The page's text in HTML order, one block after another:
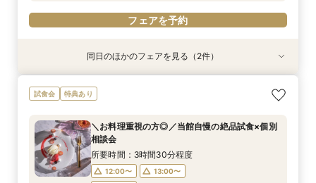
フェアを予約
特典あり
10/26 (月)
【月曜限定開催】全館貸切体感見学×当館シェフ
おすすめ絶品試食
12:00〜
15:00〜
特典あり
10/26 (月)
＼お料理重視／シェフこだわり豪華試食×貸切体
感フェア
12:00〜
15:00〜
同日のほかのフェアを見る（2件）
試食会 特典あり
＼お料理重視の方◎／当館自慢の絶品試食×個別
相談会
所要時間：3時間30分程度
12:00〜 13:00〜